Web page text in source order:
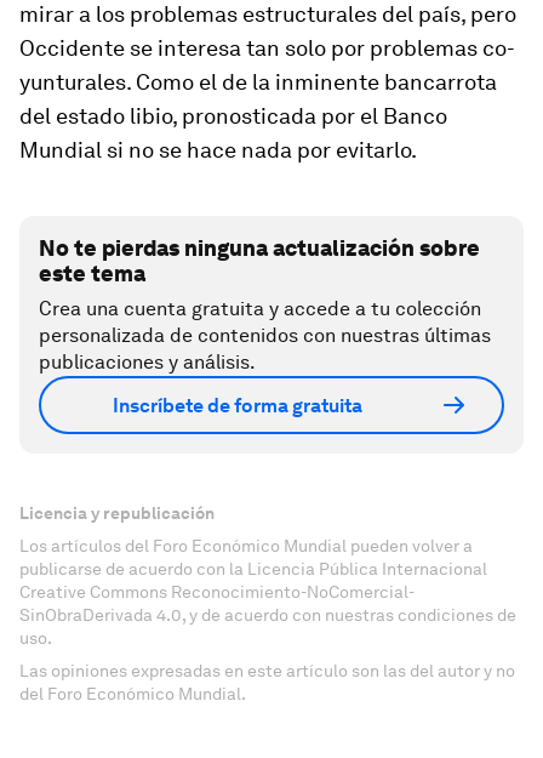
mirar a los pro­blemas es­truc­tu­rales del país, pero
Occidente se in­teresa tan solo por pro­blemas co­
yun­tu­ra­les. Como el de la in­mi­nente ban­ca­rrota
del es­tado li­bio, pro­nos­ti­cada por el Banco
Mundial si no se hace nada por evi­tarlo.
No te pierdas ninguna actualización sobre
este tema
Crea una cuenta gratuita y accede a tu colección
personalizada de contenidos con nuestras últimas
publicaciones y análisis.
Inscríbete de forma gratuita
Licencia y republicación
Los artículos del Foro Económico Mundial pueden volver a
publicarse de acuerdo con la Licencia Pública Internacional
Creative Commons Reconocimiento-NoComercial-
SinObraDerivada 4.0, y de acuerdo con nuestras condiciones de
uso.
Las opiniones expresadas en este artículo son las del autor y no
del Foro Económico Mundial.